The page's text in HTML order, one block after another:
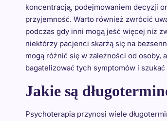
koncentracją, podejmowaniem decyzji
przyjemność. Warto również zwrócić
podczas gdy inni mogą jeść więcej niż
niektórzy pacjenci skarżą się na
mogą różnić się w zależności od osoby,
bagatelizować tych symptomów i
Jakie są
Psychoterapia przynosi wiele